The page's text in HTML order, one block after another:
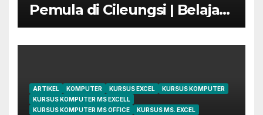
Pemula di Cileungsi | Belajar
dari Dasar Sampai Mahir
ARTIKEL KOMPUTER KURSUS EXCEL
KURSUS KOMPUTER
KURSUS KOMPUTER MS EXCELL
KURSUS KOMPUTER MS OFFICE
KURSUS MS. EXCEL